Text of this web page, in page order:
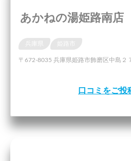
あかねの湯姫路南店
姫路市
〒672-8035 兵庫県姫路市飾磨区中島２
口コミをご投